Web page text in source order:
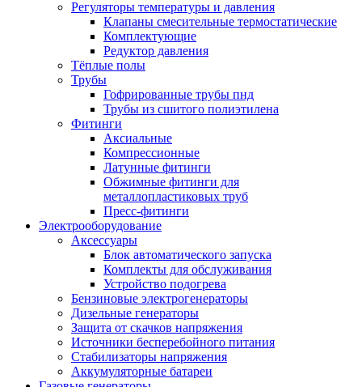
Регуляторы температуры и давления
Клапаны смесительные термостатические
Комплектующие
Редуктор давления
Тёплые полы
Трубы
Гофрированные трубы пнд
Трубы из сшитого полиэтилена
Фитинги
Аксиальные
Компрессионные
Латунные фитинги
Обжимные фитинги для
металлопластиковых труб
Пресс-фитинги
Электрооборудование
Аксессуары
Блок автоматического запуска
Комплекты для обслуживания
Устройство подогрева
Бензиновые электрогенераторы
Дизельные генераторы
Защита от скачков напряжения
Источники бесперебойного питания
Стабилизаторы напряжения
Аккумуляторные батареи